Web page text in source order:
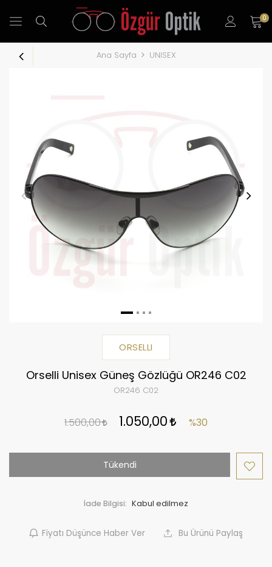
0
Ana Sayfa UNISEX
ORSELLI
Orselli Unisex Güneş Gözlüğü OR246 C02
OR246 C02
1.500,00 1.050,00 %30
Tükendi
İade Bilgisi:
Fiyatı Düşünce Haber Ver Bu Ürünü Paylaş